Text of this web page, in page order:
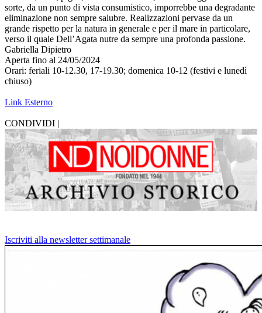
sorte, da un punto di vista consumistico, imporrebbe una degradante
eliminazione non sempre salubre. Realizzazioni pervase da un
grande rispetto per la natura in generale e per il mare in particolare,
verso il quale Dell’Agata nutre da sempre una profonda passione.
Gabriella Dipietro
Aperta fino al 24/05/2024
Orari: feriali 10-12.30, 17-19.30; domenica 10-12 (festivi e lunedì
chiuso)
Link Esterno
CONDIVIDI |
Iscriviti alla newsletter settimanale